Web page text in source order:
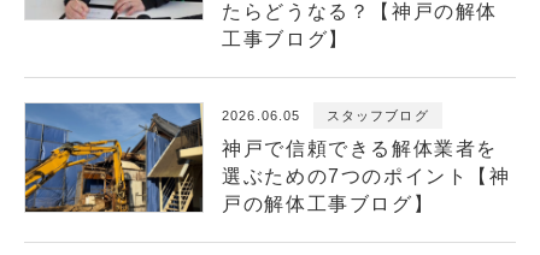
たらどうなる？【神戸の解体
工事ブログ】
2026.06.05 スタッフブログ
神戸で信頼できる解体業者を
選ぶための7つのポイント【神
戸の解体工事ブログ】